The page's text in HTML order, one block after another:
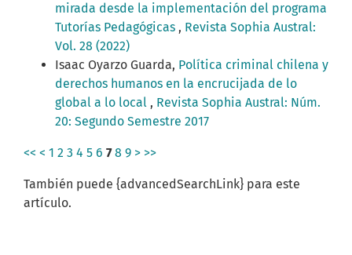
mirada desde la implementación del programa
Tutorías Pedagógicas , Revista Sophia Austral:
Vol. 28 (2022)
Isaac Oyarzo Guarda, Política criminal chilena y
derechos humanos en la encrucijada de lo
global a lo local , Revista Sophia Austral: Núm.
20: Segundo Semestre 2017
<< < 1 2 3 4 5 6 7 8 9 > >>
También puede {advancedSearchLink} para este
artículo.